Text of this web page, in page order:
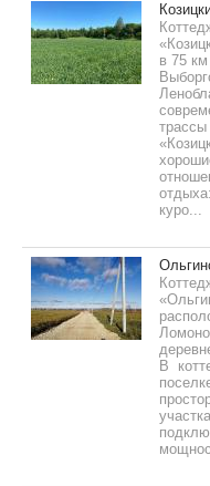
в 75
трассы
куро...
В